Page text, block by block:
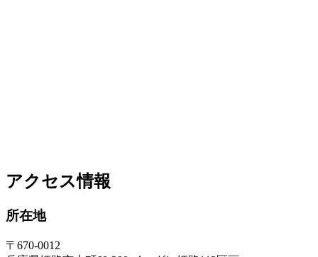
アクセス情報
所在地
〒670-0012